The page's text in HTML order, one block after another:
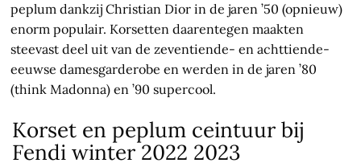
peplum dankzij Christian Dior in de jaren ’50 (opnieuw)
enorm populair. Korsetten daarentegen maakten
steevast deel uit van de zeventiende- en achttiende-
eeuwse damesgarderobe en werden in de jaren ’80
(think Madonna) en ’90 supercool.
Korset en peplum ceintuur bij
Fendi winter 2022 2023